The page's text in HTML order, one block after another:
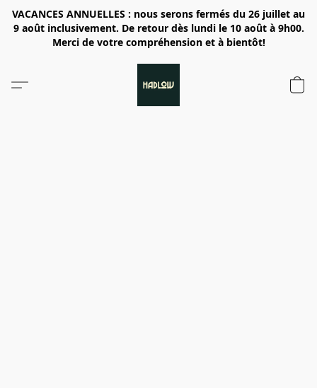
VACANCES ANNUELLES : nous serons fermés du 26 juillet au
9 août inclusivement. De retour dès lundi le 10 août à 9h00.
Merci de votre compréhension et à bientôt!